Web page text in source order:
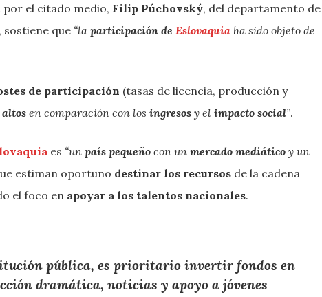
por el citado medio, Filip Púchovský, del departamento de
, sostiene que “la participación de Eslovaquia ha sido objeto de
de participación (tasas de licencia, producción y
en comparación con los ingresos y el impacto social”.
es “un país pequeño con un mercado mediático y un
estiman oportuno destinar los recursos de la cadena
el foco en apoyar a los talentos nacionales.
pública, es prioritarioinvertir fondos en
dramática,noticiasy apoyo ajóvenes